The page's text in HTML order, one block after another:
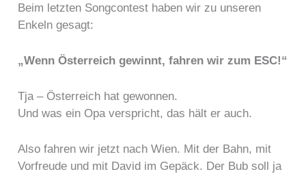
Beim letzten Songcontest haben wir zu unseren
Enkeln gesagt:
„Wenn Österreich gewinnt, fahren wir zum ESC!“
Tja – Österreich hat gewonnen.
Und was ein Opa verspricht, das hält er auch.
Also fahren wir jetzt nach Wien. Mit der Bahn, mit
Vorfreude und mit David im Gepäck. Der Bub soll ja